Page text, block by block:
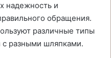
надежность и
обращения.
различные типы
с разными шляпками.